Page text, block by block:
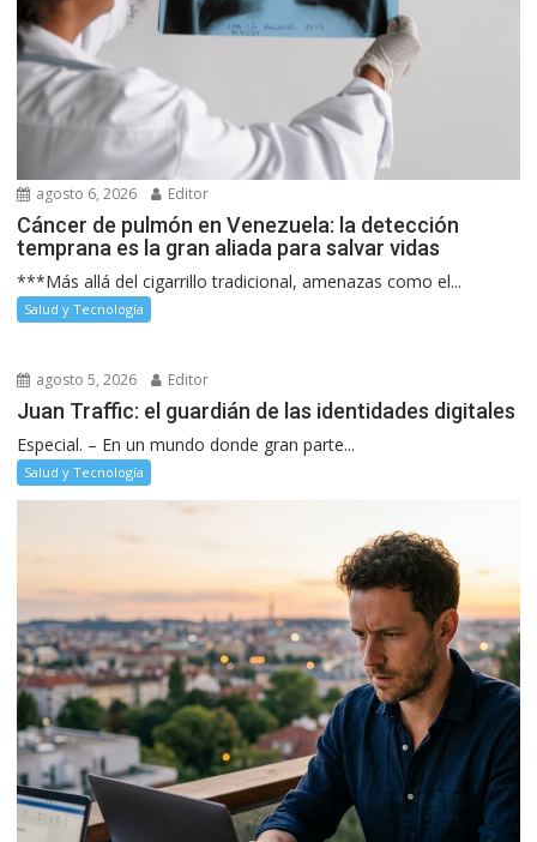
agosto 6, 2026 Editor
Cáncer de pulmón en Venezuela: la detección
temprana es la gran aliada para salvar vidas
***Más allá del cigarrillo tradicional, amenazas como el...
Salud y Tecnología
agosto 5, 2026 Editor
Juan Traffic: el guardián de las identidades digitales
Especial. – En un mundo donde gran parte...
Salud y Tecnología